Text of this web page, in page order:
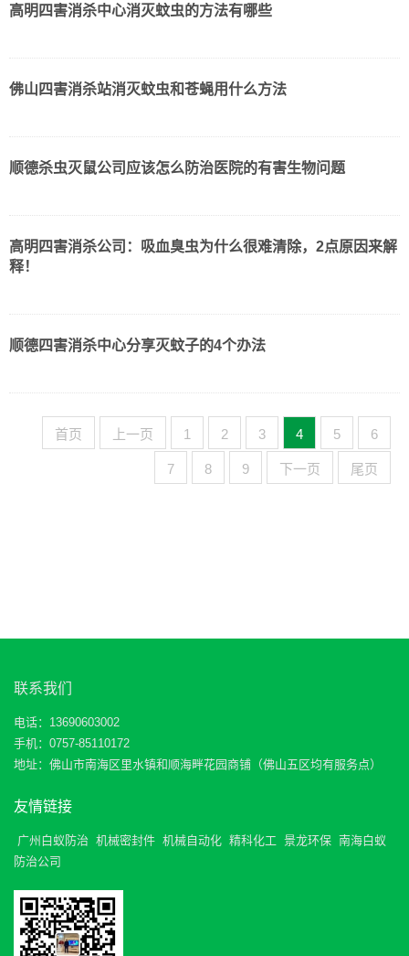
高明四害消杀中心消灭蚊虫的方法有哪些
佛山四害消杀站消灭蚊虫和苍蝇用什么方法
顺德杀虫灭鼠公司应该怎么防治医院的有害生物问题
高明四害消杀公司：吸血臭虫为什么很难清除，2点原因来解
释！
顺德四害消杀中心分享灭蚊子的4个办法
首页 上一页 1 2 3 4 5 6
7 8 9 下一页 尾页
联系我们
电话：13690603002
手机：0757-85110172
地址：佛山市南海区里水镇和顺海畔花园商铺（佛山五区均有服务点）
友情链接
广州白蚁防治 机械密封件 机械自动化 精科化工 景龙环保 南海白蚁
防治公司